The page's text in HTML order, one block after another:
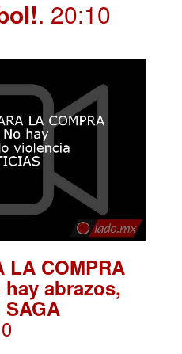
. 20:10
LA COMPRA
hay abrazos,